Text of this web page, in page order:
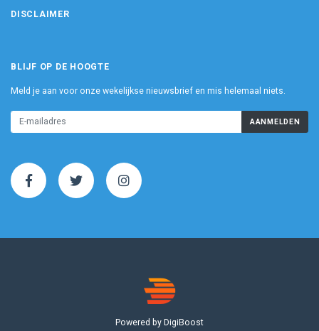
DISCLAIMER
BLIJF OP DE HOOGTE
Meld je aan voor onze wekelijkse nieuwsbrief en mis helemaal niets.
AANMELDEN
Powered by DigiBoost